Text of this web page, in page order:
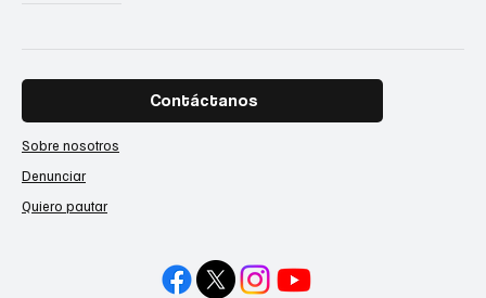
Contáctanos
Sobre nosotros
Denunciar
Quiero pautar